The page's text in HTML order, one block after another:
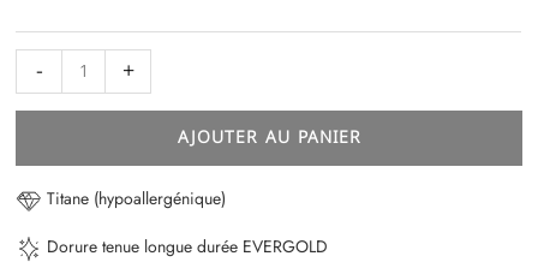
- +
AJOUTER AU PANIER
Titane (hypoallergénique)
Dorure tenue longue durée EVERGOLD